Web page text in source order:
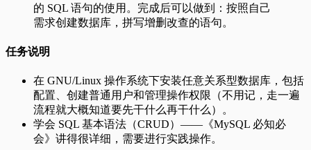
的 SQL 语句的使用。完成后可以做到：按照自己
需求创建数据库，拼写增删改查的语句。
任务说明
在 GNU/Linux 操作系统下安装任意关系型数据库，包括
配置、创建普通用户和管理操作权限（不用记，走一遍
流程就大概知道要先干什么再干什么）。
学会 SQL 基本语法（CRUD）——《MySQL 必知必
会》讲得很详细，需要进行实践操作。